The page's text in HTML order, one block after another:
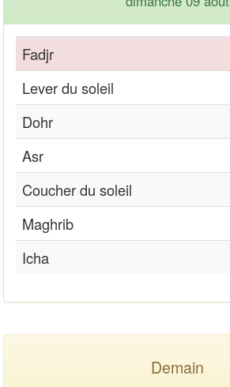
Fadjr
Lever du soleil
Dohr
Asr
Coucher du soleil
Maghrib
Icha
Demain